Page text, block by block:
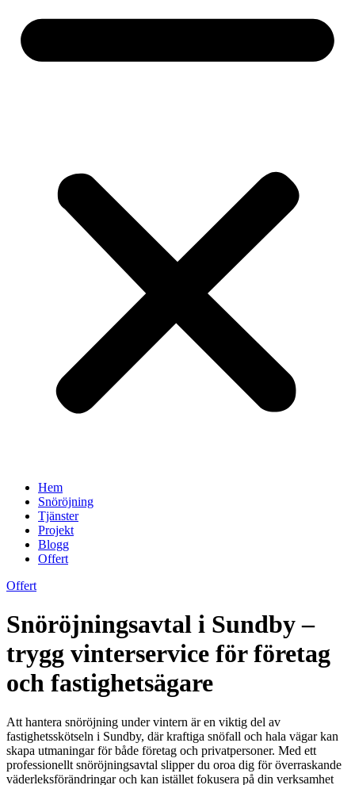
Hem
Snöröjning
Tjänster
Projekt
Blogg
Offert
Offert
Snöröjningsavtal i Sundby –
trygg vinterservice för företag
och fastighetsägare
Att hantera snöröjning under vintern är en viktig del av
fastighetsskötseln i Sundby, där kraftiga snöfall och hala vägar kan
skapa utmaningar för både företag och privatpersoner. Med ett
professionellt snöröjningsavtal slipper du oroa dig för överraskande
väderleksförändringar och kan istället fokusera på din verksamhet